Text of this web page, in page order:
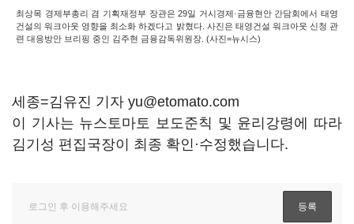
최상목 경제부총리 겸 기획재정부 장관은 29일 거시경제·금융현안 간담회에서 태영
건설의 워크아웃 영향을 최소화 하겠다고 밝혔다. 사진은 태영건설 워크아웃 신청 관
련 대응방안 브리핑 중인 김주현 금융감독위원장. (사진=뉴시스)
세종=김유진 기자 yu@etomato.com
이 기사는 뉴스토마토 보도준칙 및 윤리강령에 따라
김기성 편집국장이 최종 확인·수정했습니다.